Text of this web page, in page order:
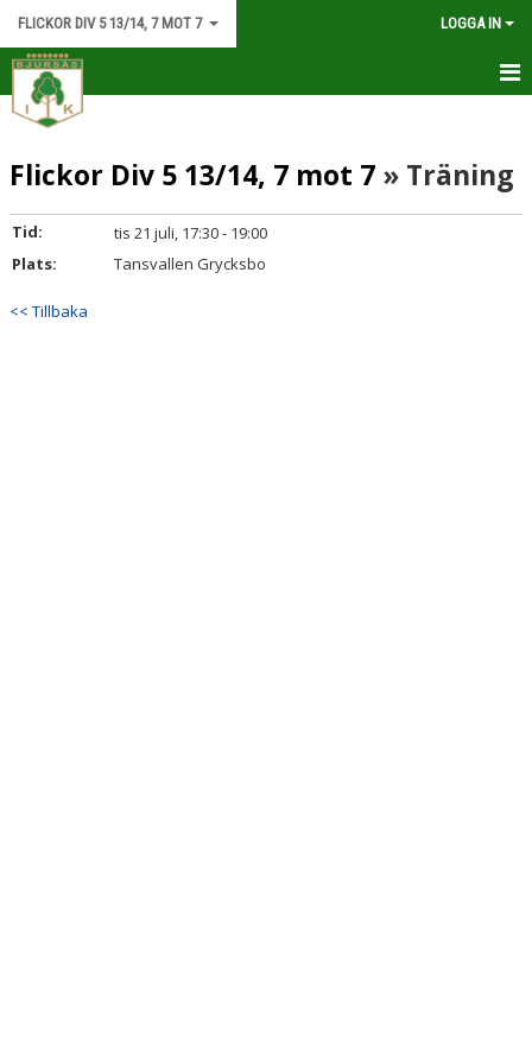
FLICKOR DIV 5 13/14, 7 MOT 7 LOGGA IN
HEM
NYHETER
KALENDER
MATCHER
TRUPPEN
Flickor Div 5 13/14, 7 mot 7 » Träning
Tid:
tis 21 juli, 17:30 - 19:00
Plats:
Tansvallen Grycksbo
<< Tillbaka